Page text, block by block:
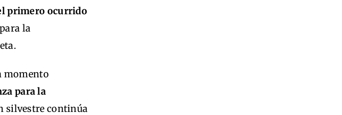
primero ocurrido
la
momento
para la
silvestre continúa